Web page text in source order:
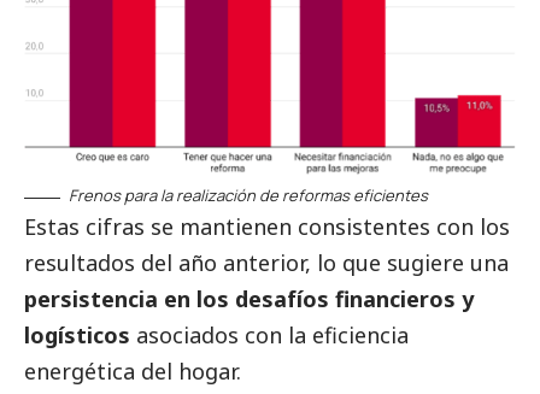
Frenos para la realización de reformas eficientes
Estas cifras se mantienen consistentes con los
resultados del año anterior, lo que sugiere una
persistencia en los desafíos financieros y
logísticos asociados con la eficiencia
energética del hogar.